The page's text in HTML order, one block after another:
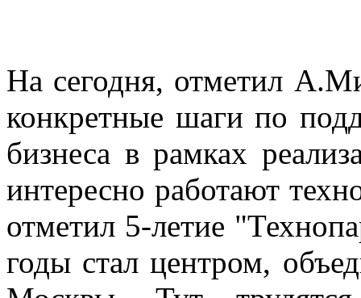
На сегодня, отметил
конкретные шаги по
бизнеса в рамках
интересно работают
отметил 5-летие
годы стал центром,